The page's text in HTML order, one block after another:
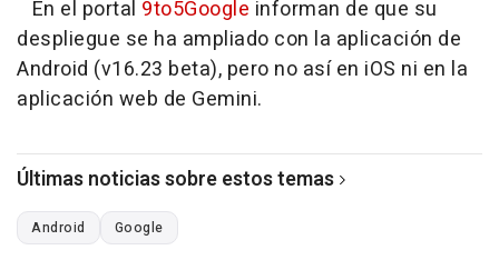
En el portal 9to5Google informan de que su
despliegue se ha ampliado con la aplicación de
Android (v16.23 beta), pero no así en iOS ni en la
aplicación web de Gemini.
Últimas noticias sobre estos temas
Android Google